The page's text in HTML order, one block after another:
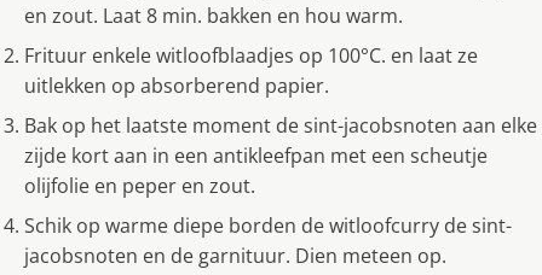
en zout. Laat 8 min. bakken en hou warm.
Frituur enkele witloofblaadjes op 100°C. en laat ze
uitlekken op absorberend papier.
Bak op het laatste moment de sint-jacobsnoten aan elke
zijde kort aan in een antikleefpan met een scheutje
olijfolie en peper en zout.
Schik op warme diepe borden de witloofcurry de sint-
jacobsnoten en de garnituur. Dien meteen op.